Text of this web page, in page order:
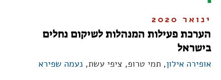
ינואר 2020
הערכת פעילות המנהלות לשיקום נחלים
בישראל
אופירה אילון, תמי טרופ, ציפי עשת, נעמה שפירא